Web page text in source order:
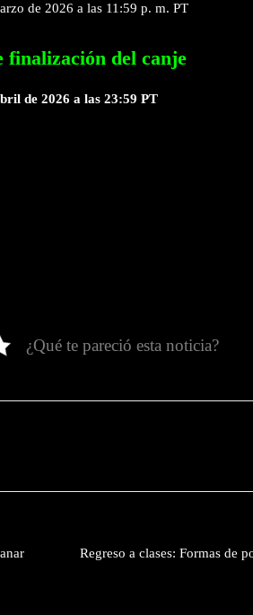
de 2026 a las 11:59 p. m. PT
finalización del canje
de 2026 a las 23:59 PT
¿Qué te pareció esta noticia?
Regreso a clases: Formas de